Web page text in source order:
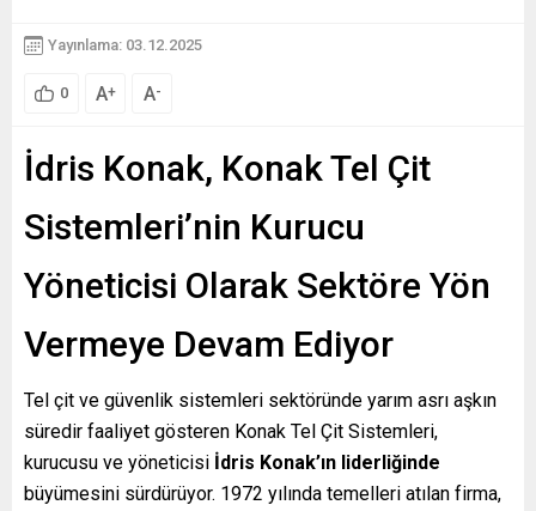
Yayınlama: 03.12.2025
0 A+ A-
İdris Konak, Konak Tel Çit
Sistemleri’nin Kurucu
Yöneticisi Olarak Sektöre Yön
Vermeye Devam Ediyor
Tel çit ve güvenlik sistemleri sektöründe yarım asrı aşkın
süredir faaliyet gösteren Konak Tel Çit Sistemleri,
kurucusu ve yöneticisi İdris Konak’ın liderliğinde
büyümesini sürdürüyor. 1972 yılında temelleri atılan firma,